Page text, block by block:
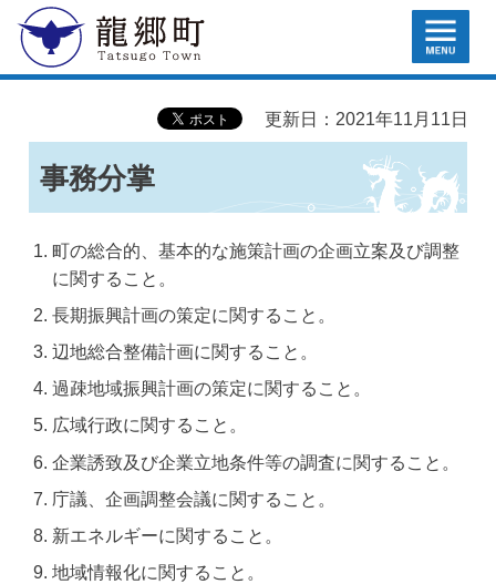
龍郷町 MENU
更新日：2021年11月11日
事務分掌
町の総合的、基本的な施策計画の企画立案及び調整
に関すること。
長期振興計画の策定に関すること。
辺地総合整備計画に関すること。
過疎地域振興計画の策定に関すること。
広域行政に関すること。
企業誘致及び企業立地条件等の調査に関すること。
庁議、企画調整会議に関すること。
新エネルギーに関すること。
地域情報化に関すること。